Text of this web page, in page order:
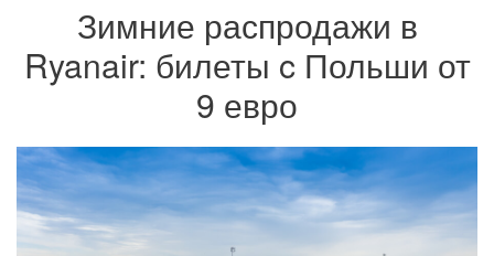
Зимние распродажи в
Ryanair: билеты c Польши от
9 евро